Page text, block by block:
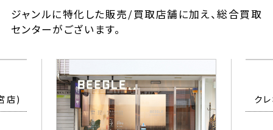
ジャンルに特化した販売/買取店舗に加え、総合買取
センターがございます。